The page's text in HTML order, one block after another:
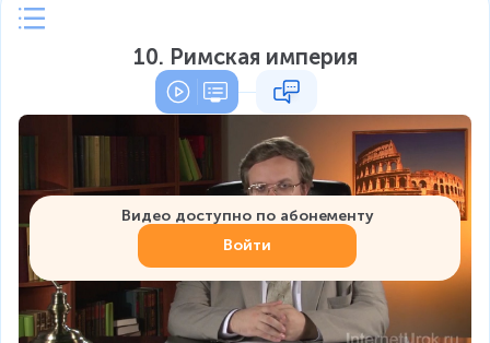
10. Римская империя
Видео доступно по абонементу
Войти